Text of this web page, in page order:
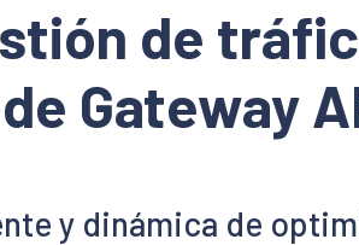
de
Gateway
y dinámica de